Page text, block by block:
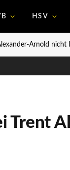
HSV
Arnold nicht
Trent